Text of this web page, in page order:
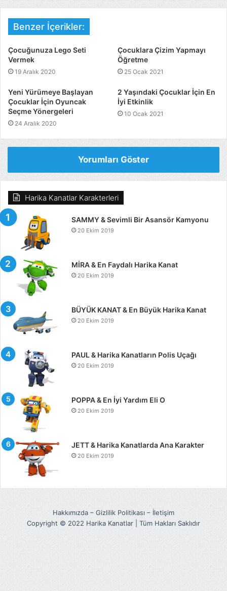
Benzer İçerikler:
Çocuğunuza Lego Seti
Vermek
19 Aralık 2020
Çocuklara Çizim Yapmayı
Öğretme
25 Ocak 2021
Yeni Yürümeye Başlayan
Çocuklar İçin Oyuncak
Seçme Yönergeleri
24 Aralık 2020
2 Yaşındaki Çocuklar İçin En
İyi Etkinlik
10 Ocak 2021
Yorumları Göster
Harika Kanatlar Karakterleri
SAMMY & Sevimli Bir Asansör Kamyonu
20 Ekim 2019
MİRA & En Faydalı Harika Kanat
20 Ekim 2019
BÜYÜK KANAT & En Büyük Harika Kanat
20 Ekim 2019
PAUL & Harika Kanatların Polis Uçağı
20 Ekim 2019
POPPA & En İyi Yardım Eli O
20 Ekim 2019
JETT & Harika Kanatlarda Ana Karakter
20 Ekim 2019
Hakkımızda– Gizlilik Politikası –İletişim
Copyright © 2022 Harika Kanatlar | Tüm Hakları Saklıdır